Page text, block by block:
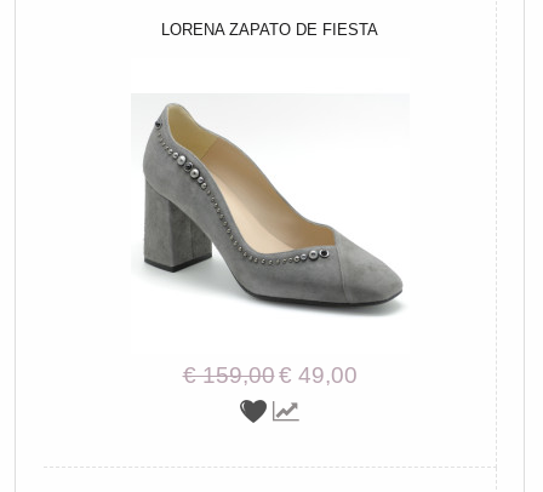
LORENA ZAPATO DE FIESTA
€ 159,00€ 49,00